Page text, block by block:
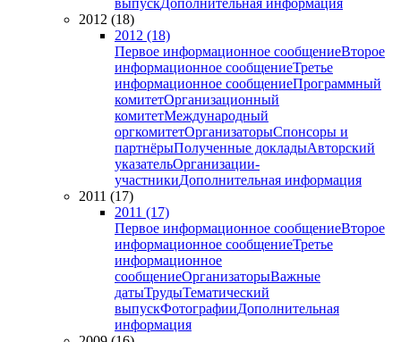
выпускДополнительная информация
2012 (18)
2012 (18)
Первое информационное сообщениеВторое
информационное сообщениеТретье
информационное сообщениеПрограммный
комитетОрганизационный
комитетМеждународный
оргкомитетОрганизаторыСпонсоры и
партнёрыПолученные докладыАвторский
указательОрганизации-
участникиДополнительная информация
2011 (17)
2011 (17)
Первое информационное сообщениеВторое
информационное сообщениеТретье
информационное
сообщениеОрганизаторыВажные
датыТрудыТематический
выпускФотографииДополнительная
информация